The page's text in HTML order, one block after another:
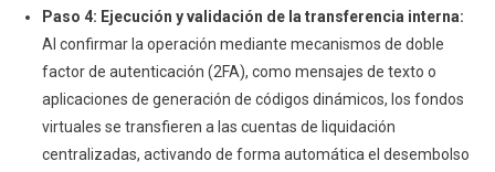
Paso 4: Ejecución y validación de la transferencia interna:
Al confirmar la operación mediante mecanismos de doble
factor de autenticación (2FA), como mensajes de texto o
aplicaciones de generación de códigos dinámicos, los fondos
virtuales se transfieren a las cuentas de liquidación
centralizadas, activando de forma automática el desembolso